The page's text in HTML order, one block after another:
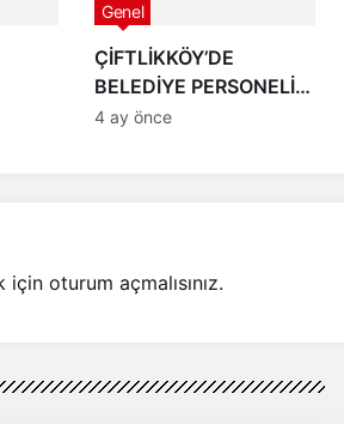
ÇİFTLİKKÖY’DE
BELEDİYE PERSONELİ
İHALE EĞİTİMİ ALDI
Genel
4 ay önce
için oturum açmalısınız.